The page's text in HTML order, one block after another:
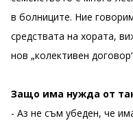
в болниците. Ние
средствата на хората,
нов „колективен
Защо има нужда от
- Аз не съм убеден, че